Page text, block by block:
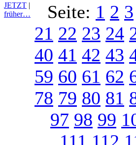
JETZT |
früher…
Seite: 1 2 3
21 22 23 24
40 41 42 43
59 60 61 62
78 79 80 81
97 98 99
111 112